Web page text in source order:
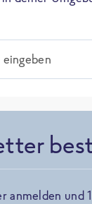
anmelden und